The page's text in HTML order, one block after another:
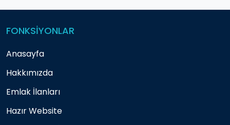
FONKSİYONLAR
Anasayfa
Hakkımızda
Emlak İlanları
Hazır Website